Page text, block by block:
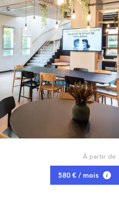
À partir de
580 € / mois